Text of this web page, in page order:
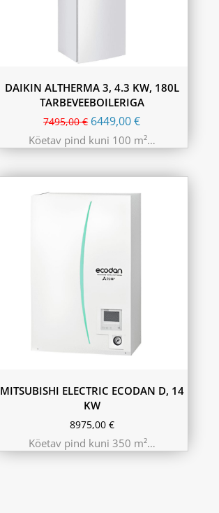
DAIKIN ALTHERMA 3, 4.3 KW, 180L
TARBEVEEBOILERIGA
7495,00€ 6449,00€
Köetav pind kuni 100 m²…
MITSUBISHI ELECTRIC ECODAN D, 14
KW
8975,00 €
Köetav pind kuni 350 m²…